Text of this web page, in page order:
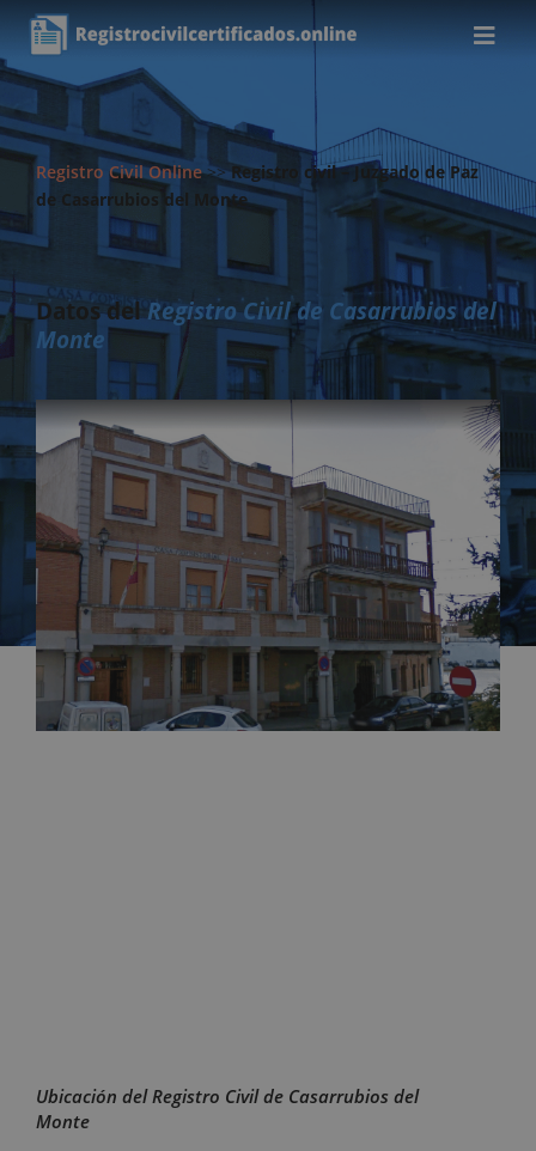
Registro Civil Online>>Registro civil – Juzgado de Paz
de Casarrubios del Monte
Datos delRegistro Civil de Casarrubios del
Monte
Ubicación del Registro Civil de Casarrubios del
Monte